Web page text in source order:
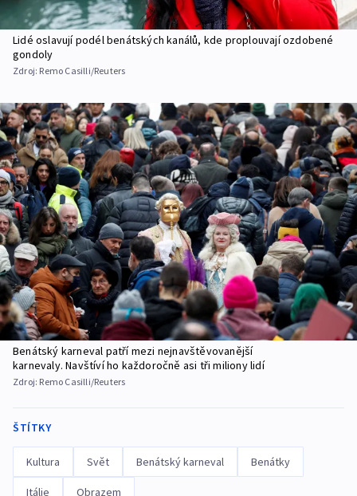
Lidé oslavují podél benátských kanálů, kde proplouvají ozdobené
gondoly
Zdroj: Remo Casilli/Reuters
Benátský karneval patří mezi nejnavštěvovanější
karnevaly. Navštíví ho každoročně asi tři miliony lidí
Zdroj: Remo Casilli/Reuters
ŠTÍTKY
Kultura Svět Benátský karneval Benátky
Itálie Obrazem